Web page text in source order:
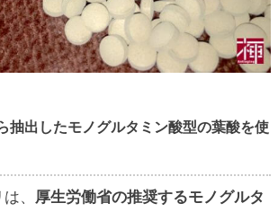
抽出したモノグルタミン酸型の葉酸を使
、
厚生労働省の推奨するモノグルタ